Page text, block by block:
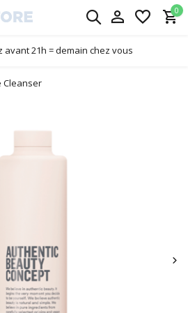
0
gratuite à partir de € 29,-
Cleanser